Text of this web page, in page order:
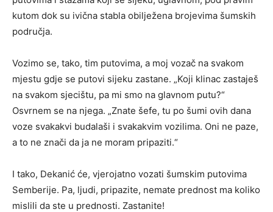
kutom dok su ivična stabla obilježena brojevima šumskih
područja.
Vozimo se, tako, tim putovima, a moj vozač na svakom
mjestu gdje se putovi sijeku zastane. „Koji klinac zastaješ
na svakom sjecištu, pa mi smo na glavnom putu?“
Osvrnem se na njega. „Znate šefe, tu po šumi ovih dana
voze svakakvi budalaši i svakakvim vozilima. Oni ne paze,
a to ne znači da ja ne moram pripaziti.“
I tako, Dekanić će, vjerojatno vozati šumskim putovima
Semberije. Pa, ljudi, pripazite, nemate prednost ma koliko
mislili da ste u prednosti. Zastanite!